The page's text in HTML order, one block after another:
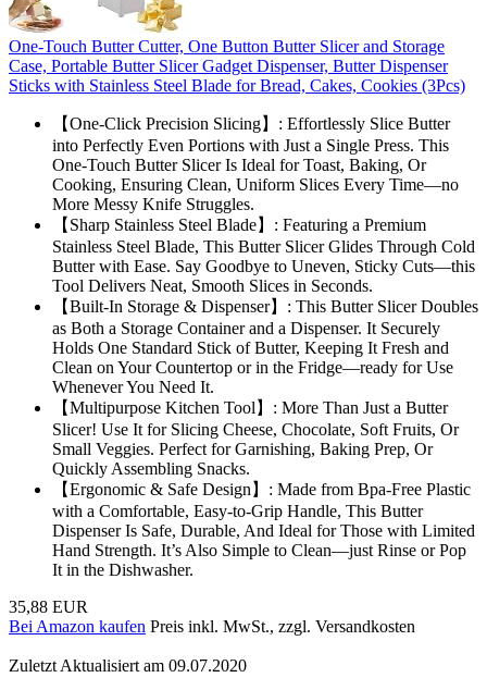
One-Touch Butter Cutter, One Button Butter Slicer and Storage
Case, Portable Butter Slicer Gadget Dispenser, Butter Dispenser
Sticks with Stainless Steel Blade for Bread, Cakes, Cookies (3Pcs)
【One-Click Precision Slicing】: Effortlessly Slice Butter
into Perfectly Even Portions with Just a Single Press. This
One-Touch Butter Slicer Is Ideal for Toast, Baking, Or
Cooking, Ensuring Clean, Uniform Slices Every Time—no
More Messy Knife Struggles.
【Sharp Stainless Steel Blade】: Featuring a Premium
Stainless Steel Blade, This Butter Slicer Glides Through Cold
Butter with Ease. Say Goodbye to Uneven, Sticky Cuts—this
Tool Delivers Neat, Smooth Slices in Seconds.
【Built-In Storage & Dispenser】: This Butter Slicer Doubles
as Both a Storage Container and a Dispenser. It Securely
Holds One Standard Stick of Butter, Keeping It Fresh and
Clean on Your Countertop or in the Fridge—ready for Use
Whenever You Need It.
【Multipurpose Kitchen Tool】: More Than Just a Butter
Slicer! Use It for Slicing Cheese, Chocolate, Soft Fruits, Or
Small Veggies. Perfect for Garnishing, Baking Prep, Or
Quickly Assembling Snacks.
【Ergonomic & Safe Design】: Made from Bpa-Free Plastic
with a Comfortable, Easy-to-Grip Handle, This Butter
Dispenser Is Safe, Durable, And Ideal for Those with Limited
Hand Strength. It’s Also Simple to Clean—just Rinse or Pop
It in the Dishwasher.
35,88 EUR
Bei Amazon kaufen Preis inkl. MwSt., zzgl. Versandkosten
Zuletzt Aktualisiert am 09.07.2020